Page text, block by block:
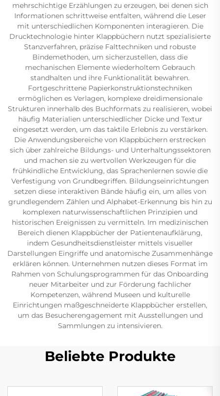
mehrschichtige Erzählungen zu erzeugen, bei denen sich
Informationen schrittweise entfalten, während die Leser
mit unterschiedlichen Komponenten interagieren. Die
Drucktechnologie hinter Klappbüchern nutzt spezialisierte
Stanzverfahren, präzise Falttechniken und robuste
Bindemethoden, um sicherzustellen, dass die
mechanischen Elemente wiederholtem Gebrauch
standhalten und ihre Funktionalität bewahren.
Fortgeschrittene Papierkonstruktionstechniken
ermöglichen es Verlagen, komplexe dreidimensionale
Strukturen innerhalb des Buchformats zu realisieren, wobei
häufig Materialien unterschiedlicher Dicke und Textur
eingesetzt werden, um das taktile Erlebnis zu verstärken.
Die Anwendungsbereiche von Klappbüchern erstrecken
sich über zahlreiche Bildungs- und Unterhaltungssektoren
und machen sie zu wertvollen Werkzeugen für die
frühkindliche Entwicklung, das Sprachenlernen sowie die
Verfestigung von Grundbegriffen. Bildungseinrichtungen
setzen diese interaktiven Bände häufig ein, um alles von
grundlegendem Zählen und Alphabet-Erkennung bis hin zu
komplexen naturwissenschaftlichen Prinzipien und
historischen Ereignissen zu vermitteln. Im medizinischen
Bereich dienen Klappbücher der Patientenaufklärung,
indem Gesundheitsdienstleister mittels visueller
Darstellungen Eingriffe und anatomische Zusammenhänge
erklären können. Unternehmen nutzen dieses Format im
Rahmen von Schulungsprogrammen für das Onboarding
neuer Mitarbeiter und zur Förderung fachlicher
Kompetenzen, während Museen und kulturelle
Einrichtungen maßgeschneiderte Klappbücher erstellen,
um das Besucherengagement mit Ausstellungen und
Sammlungen zu intensivieren.
Beliebte Produkte